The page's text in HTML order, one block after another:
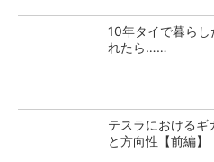
10年タイで暮ら
れたら……
テスラにおけるギ
と方向性【前編】